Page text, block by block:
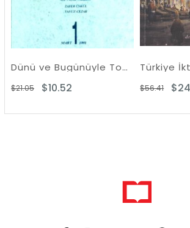
Dünü ve Bugünüyle Toplum ve Ekonomi Sayı: 1
$10.52
Türkiye İktisat
$24.90